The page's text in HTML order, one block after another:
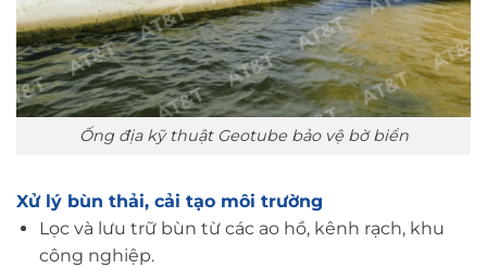
Ống địa kỹ thuật Geotube bảo vệ bờ biển
Xử lý bùn thải, cải tạo môi trường
Lọc và lưu trữ bùn từ các ao hồ, kênh rạch, khu
công nghiệp.